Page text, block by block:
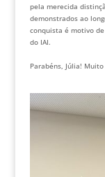
pela merecida
demonstrados ao
conquista é motivo
do IAI.
Parabéns, Júlia! Muito